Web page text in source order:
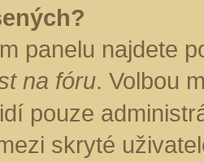
panelu najdete
na fóru. Volbou
pouze
skryté